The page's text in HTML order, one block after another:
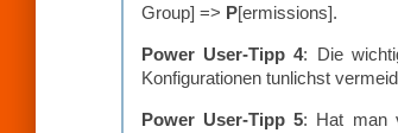
Group] => P[ermissions].
Power User-Tipp 4: Die
Konfigurationen tunlichst
Power User-Tipp 5: Hat man